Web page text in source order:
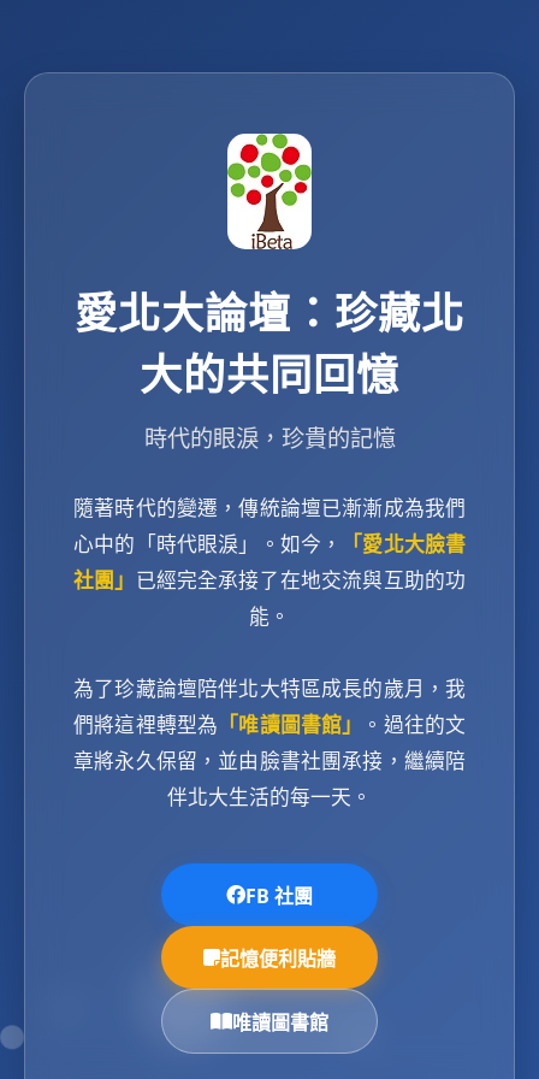
愛北大論壇：珍藏北
大的共同回憶
時代的眼淚，珍貴的記憶
隨著時代的變遷，傳統論壇已漸漸成為我們
心中的「時代眼淚」。如今，
「愛北大臉書
社團」 已經完全承接了在地交流與互助的功
能。
為了珍藏論壇陪伴北大特區成長的歲月，我
們將這裡轉型為 「唯讀圖書館」
。過往的文
章將永久保留，並由臉書社團承接，繼續陪
伴北大生活的每一天。
FB 社團
記憶便利貼牆
唯讀圖書館